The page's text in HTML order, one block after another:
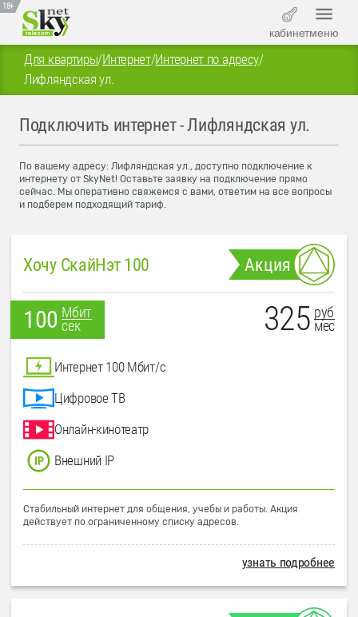
18+
кабинетменю
Для квартиры/Интернет/Интернет по адресу/
Лифляндская ул.
Подключить интернет - Лифляндская ул.
По вашему адресу: Лифляндская ул., доступно подключение к
интернету от SkyNet! Оставьте заявку на подключение прямо
сейчас. Мы оперативно свяжемся с вами, ответим на все вопросы
и подберем подходящий тариф.
Хочу СкайНэт 100 Акция
100 Мбит
сек
325 руб
мес
Интернет 100 Мбит/с
Цифровое ТВ
Онлайн-кинотеатр
Внешний IP
Стабильный интернет для общения, учебы и работы. Акция
действует по ограниченному списку адресов.
узнать подробнее